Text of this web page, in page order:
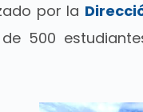
por la
500